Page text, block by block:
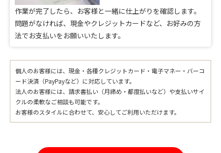
作業が完了したら、お客様と一緒に仕上がりを確認します。
問題がなければ、現金やクレジットカードなど、お好みの方
法でお支払いをお願いいたします。
個人のお客様には、現金・各種クレジットカード・電子マネー・バーコ
ード決済（PayPayなど）に対応しています。
法人のお客様には、請求書払い（月締め・都度払いなど）や支払いサイ
クルの柔軟なご相談も可能です。
お客様のスタイルに合わせて、安心してご利用いただけます。